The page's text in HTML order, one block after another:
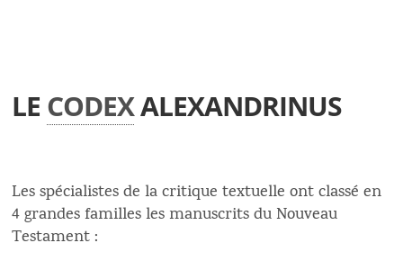
LE CODEXALEXANDRINUS
Les spécialistes de la critique textuelle ont classé en
4 grandes familles les manuscrits du Nouveau
Testament :